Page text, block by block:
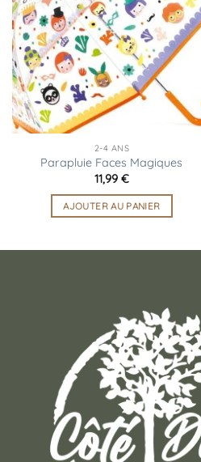
d’envies
2-4 ANS
Parapluie Faces Magiques
11,99 €
AJOUTER AU PANIER